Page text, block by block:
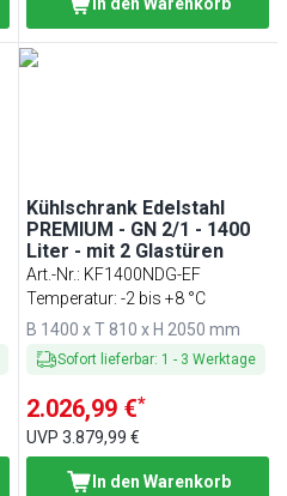
In den Warenkorb
Kühlschrank Edelstahl
PREMIUM - GN 2/1 - 1400
Liter - mit 2 Glastüren
Art.-Nr.: KF1400NDG-EF
Temperatur: -2 bis +8 °C
B 1400 x T 810 x H 2050 mm
Sofort lieferbar: 1 - 3 Werktage
2.026,99 €*
UVP3.879,99 €
In den Warenkorb